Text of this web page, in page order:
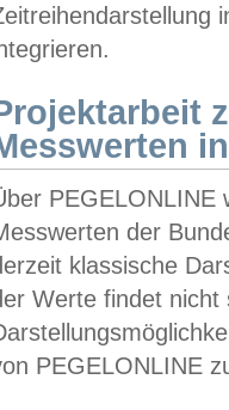
PEGELONLINE
der
klassische
Werte findet
PEGELONLINE